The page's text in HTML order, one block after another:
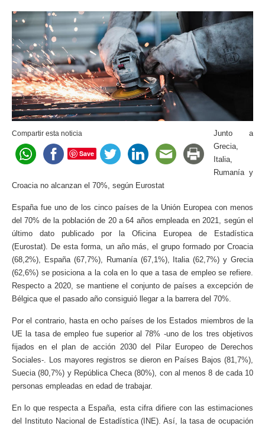
Compartir esta noticia
Save
Junto a
Grecia,
Italia,
Rumanía y
Croacia no alcanzan el 70%, según Eurostat
España fue uno de los cinco países de la Unión Europea con menos
del 70% de la población de 20 a 64 años empleada en 2021, según el
último dato publicado por la Oficina Europea de Estadística
(Eurostat). De esta forma, un año más, el grupo formado por Croacia
(68,2%), España (67,7%), Rumanía (67,1%), Italia (62,7%) y Grecia
(62,6%) se posiciona a la cola en lo que a tasa de empleo se refiere.
Respecto a 2020, se mantiene el conjunto de países a excepción de
Bélgica que el pasado año consiguió llegar a la barrera del 70%.
Por el contrario, hasta en ocho países de los Estados miembros de la
UE la tasa de empleo fue superior al 78% -uno de los tres objetivos
fijados en el plan de acción 2030 del Pilar Europeo de Derechos
Sociales-. Los mayores registros se dieron en Países Bajos (81,7%),
Suecia (80,7%) y República Checa (80%), con al menos 8 de cada 10
personas empleadas en edad de trabajar.
En lo que respecta a España, esta cifra difiere con las estimaciones
del Instituto Nacional de Estadística (INE). Así, la tasa de ocupación